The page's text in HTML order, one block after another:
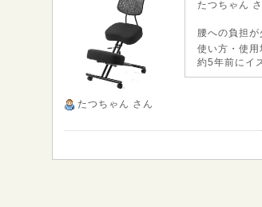
たつちゃん さん
たつちゃん
腰への負担
使い方・使用
約5年前にイ